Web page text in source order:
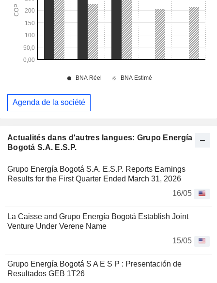
Actualités dans d'autres langues: Grupo Energía
Bogotá S.A. E.S.P.
Grupo Energía Bogotá S.A. E.S.P. Reports Earnings
Results for the First Quarter Ended March 31, 2026
16/05
La Caisse and Grupo Energía Bogotá Establish Joint
Venture Under Verene Name
15/05
Grupo Energía Bogotá S A E S P : Presentación de
Resultados GEB 1T26
Agenda de la société